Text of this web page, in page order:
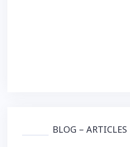
BLOG – ARTICLES